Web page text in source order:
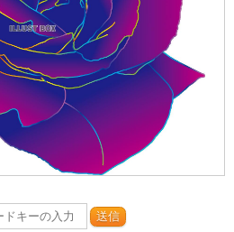
送信